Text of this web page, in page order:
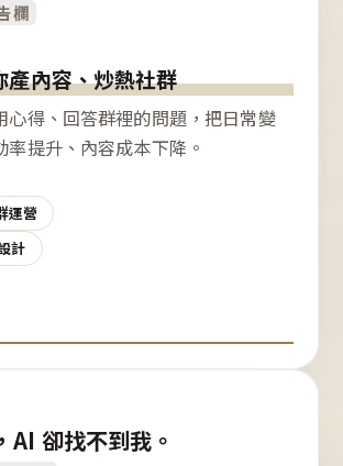
欄
產內容、炒熱社群
心得、回答群裡的問題，把日常變
率提升、內容成本下降。
運營
計
AI 卻找不到我。